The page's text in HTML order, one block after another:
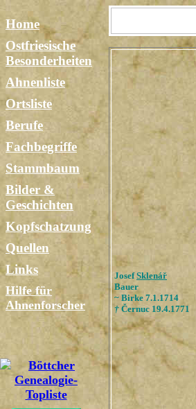
Home
Ostfriesische
Besonderheiten
Ahnenliste
Ortsliste
Berufe
Fachbegriffe
Stammbaum
Bilder &
Geschichten
Kopfschatzung
Quellen
Links
Hilfe für
Ahnenforscher
JosefSklenář
Bauer
~ Birke 7.1.1714
† Černuc 19.4.1771